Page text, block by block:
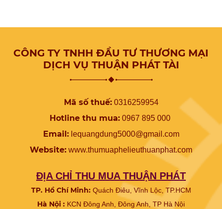
CÔNG TY TNHH ĐẦU TƯ THƯƠNG MẠI
DỊCH VỤ THUẬN PHÁT TÀI
Mã số thuế:0316259954
Hotline thu mua: 0967 895 000
Email:lequangdung5000@gmail.com
Website: www.thumuaphelieuthuanphat.com
ĐỊA CHỈ THU MUA THUẬN PHÁT
TP. Hồ Chí Minh:Quách Điêu, Vĩnh Lộc, TP.HCM
Hà Nội : KCN Đông Anh, Đông Anh, TP Hà Nội